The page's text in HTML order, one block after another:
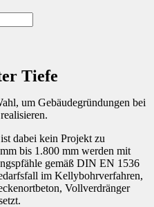
Tiefe
um Gebäudegründungen bei
dabei kein Projekt zu
bis 1.800 mm werden mit
gemäß DIN EN 1536
im Kellybohrverfahren,
Vollverdränger